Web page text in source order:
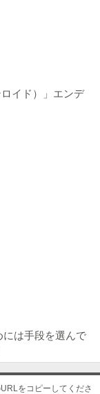
イド）」エンデ
は手段を選んで
をコピーしてくださ